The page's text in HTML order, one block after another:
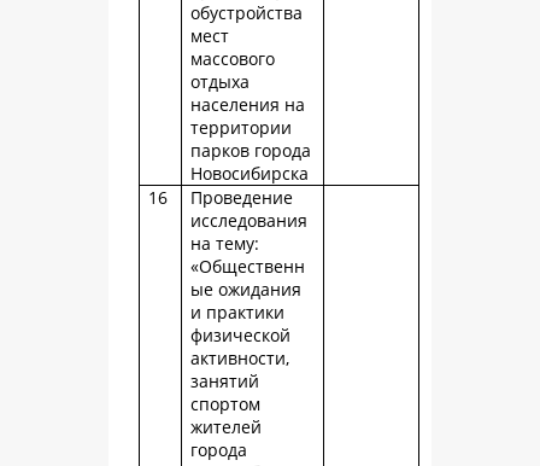
обустройства
мест
массового
отдыха
населения на
территории
парков города
Новосибирска
16
Проведение
исследования
на тему:
«Общественн
ые ожидания
и практики
физической
активности,
занятий
спортом
жителей
города